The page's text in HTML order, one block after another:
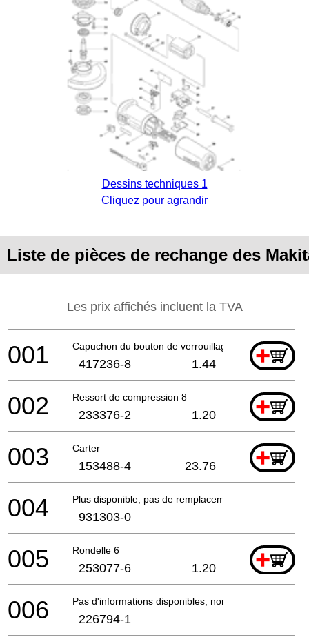
Dessins techniques 1
Cliquez pour agrandir
Liste de pièces de rechange des
Les prix affichés incluent la TVA
Capuchon du bouton de verrouillage +
001 417236-8 1.44
Ressort de compression 8 +
002 233376-2 1.20
Carter +
003 153488-4 23.76
Plus disponible, pas de remplacement
004 931303-0
Rondelle 6 +
005 253077-6 1.20
Pas d'informations disponibles, non commandable
006 226794-1